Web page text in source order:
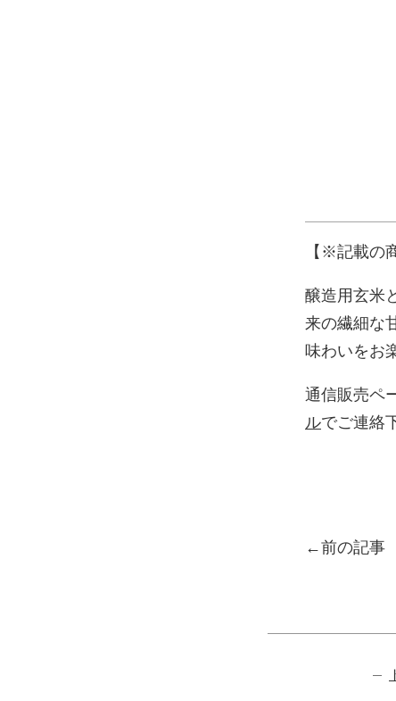
【※記載の
醸造用玄米
来の繊細な
味わいをお
通信販売ペ
ルでご連絡
投稿
前の記事